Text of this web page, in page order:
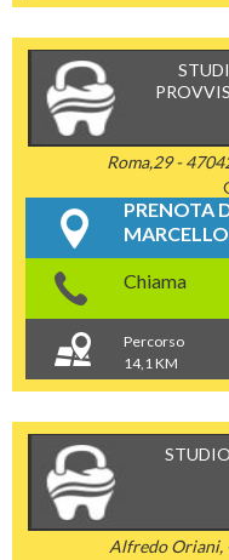
Roma,29 -
PRENOTA
Chiama
Percorso
14,1 KM
Alfredo Oriani,